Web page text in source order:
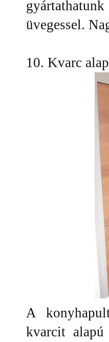
üvegessel.
10. Kvarc
A
kvarcit